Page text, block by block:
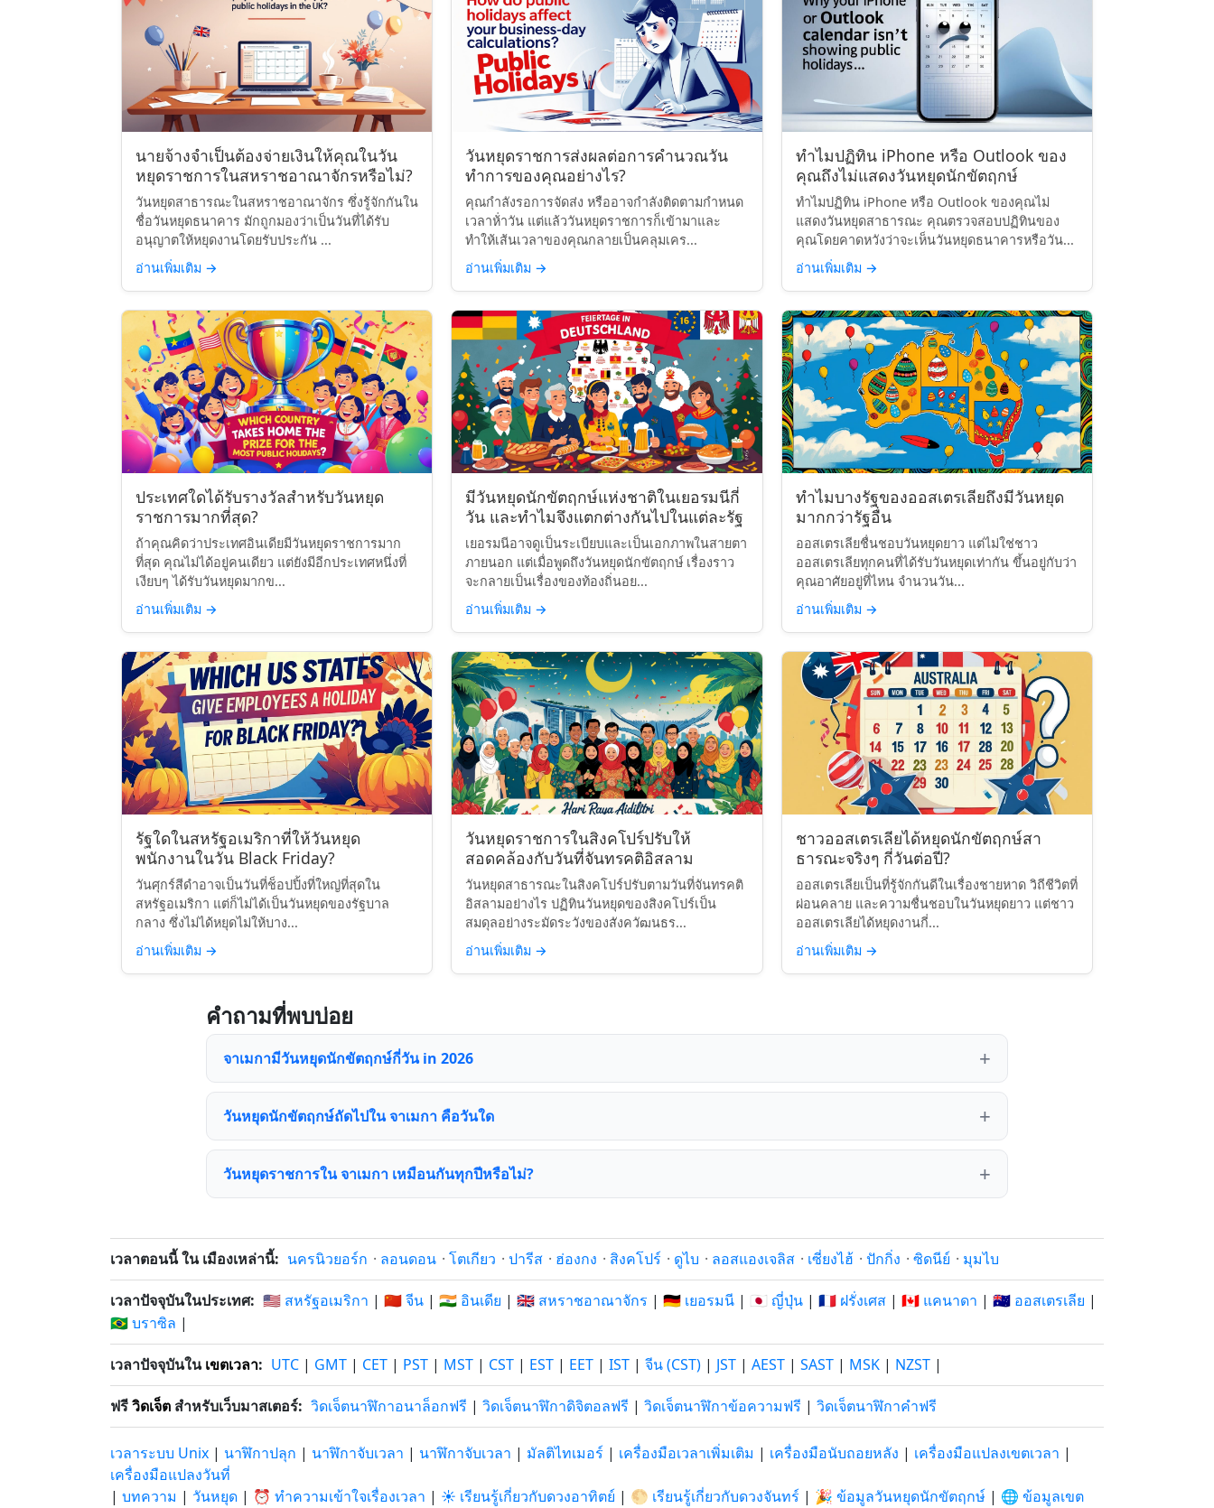
นายจ้างจำเป็นต้องจ่ายเงินให้คุณในวัน
หยุดราชการในสหราชอาณาจักรหรือไม่?
วันหยุดสาธารณะในสหราชอาณาจักร ซึ่งรู้จักกันใน
ชื่อวันหยุดธนาคาร มักถูกมองว่าเป็นวันที่ได้รับ
อนุญาตให้หยุดงานโดยรับประกัน ...
อ่านเพิ่มเติม →
วันหยุดราชการส่งผลต่อการคำนวณวัน
ทำการของคุณอย่างไร?
คุณกำลังรอการจัดส่ง หรืออาจกำลังติดตามกำหนด
เวลาห้่าวัน แต่แล้ววันหยุดราชการก็เข้ามาและ
ทำให้เส้นเวลาของคุณกลายเป็นคลุมเคร...
อ่านเพิ่มเติม →
ทำไมปฏิทิน iPhone หรือ Outlook ของ
คุณถึงไม่แสดงวันหยุดนักขัตฤกษ์
ทำไมปฏิทิน iPhone หรือ Outlook ของคุณไม่
แสดงวันหยุดสาธารณะ คุณตรวจสอบปฏิทินของ
คุณโดยคาดหวังว่าจะเห็นวันหยุดธนาคารหรือวัน...
อ่านเพิ่มเติม →
ประเทศใดได้รับรางวัลสำหรับวันหยุด
ราชการมากที่สุด?
ถ้าคุณคิดว่าประเทศอินเดียมีวันหยุดราชการมาก
ที่สุด คุณไม่ได้อยู่คนเดียว แต่ยังมีอีกประเทศหนึ่งที่
เงียบๆ ได้รับวันหยุดมากข...
อ่านเพิ่มเติม →
มีวันหยุดนักขัตฤกษ์แห่งชาติในเยอรมนีกี่
วัน และทำไมจึงแตกต่างกันไปในแต่ละรัฐ
เยอรมนีอาจดูเป็นระเบียบและเป็นเอกภาพในสายตา
ภายนอก แต่เมื่อพูดถึงวันหยุดนักขัตฤกษ์ เรื่องราว
จะกลายเป็นเรื่องของท้องถิ่นอย...
อ่านเพิ่มเติม →
ทำไมบางรัฐของออสเตรเลียถึงมีวันหยุด
มากกว่ารัฐอื่น
ออสเตรเลียชื่นชอบวันหยุดยาว แต่ไม่ใช่ชาว
ออสเตรเลียทุกคนที่ได้รับวันหยุดเท่ากัน ขึ้นอยู่กับว่า
คุณอาศัยอยู่ที่ไหน จำนวนวัน...
อ่านเพิ่มเติม →
รัฐใดในสหรัฐอเมริกาที่ให้วันหยุด
พนักงานในวัน Black Friday?
วันศุกร์สีดำอาจเป็นวันที่ช็อปปิ้งที่ใหญ่ที่สุดใน
สหรัฐอเมริกา แต่ก็ไม่ได้เป็นวันหยุดของรัฐบาล
กลาง ซึ่งไม่ได้หยุดไม่ให้บาง...
อ่านเพิ่มเติม →
วันหยุดราชการในสิงคโปร์ปรับให้
สอดคล้องกับวันที่จันทรคติอิสลาม
วันหยุดสาธารณะในสิงคโปร์ปรับตามวันที่จันทรคติ
อิสลามอย่างไร ปฏิทินวันหยุดของสิงคโปร์เป็น
สมดุลอย่างระมัดระวังของสังควัฒนธร...
อ่านเพิ่มเติม →
ชาวออสเตรเลียได้หยุดนักขัตฤกษ์สา
ธารณะจริงๆ กี่วันต่อปี?
ออสเตรเลียเป็นที่รู้จักกันดีในเรื่องชายหาด วิถีชีวิตที่
ผ่อนคลาย และความชื่นชอบในวันหยุดยาว แต่ชาว
ออสเตรเลียได้หยุดงานกี่...
อ่านเพิ่มเติม →
คำถามที่พบบ่อย
จาเมกามีวันหยุดนักขัตฤกษ์กี่วัน in 2026
วันหยุดนักขัตฤกษ์ถัดไปใน จาเมกา คือวันใด
วันหยุดราชการใน จาเมกา เหมือนกันทุกปีหรือไม่?
เวลาตอนนี้ ใน เมืองเหล่านี้: นครนิวยอร์ก · ลอนดอน · โตเกียว · ปารีส · ฮ่องกง · สิงคโปร์ · ดูไบ · ลอสแองเจลิส · เซี่ยงไฮ้ · ปักกิ่ง · ซิดนีย์ · มุมไบ
เวลาปัจจุบันในประเทศ: 🇺🇸 สหรัฐอเมริกา | 🇨🇳 จีน | 🇮🇳 อินเดีย | 🇬🇧 สหราชอาณาจักร | 🇩🇪 เยอรมนี | 🇯🇵 ญี่ปุ่น | 🇫🇷 ฝรั่งเศส | 🇨🇦 แคนาดา | 🇦🇺 ออสเตรเลีย |
🇧🇷 บราซิล |
เวลาปัจจุบันในเขตเวลา: UTC | GMT | CET | PST | MST | CST | EST | EET | IST | จีน (CST) | JST | AEST | SAST | MSK | NZST |
ฟรีวิดเจ็ต สำหรับเว็บมาสเตอร์: วิดเจ็ตนาฬิกาอนาล็อกฟรี | วิดเจ็ตนาฬิกาดิจิตอลฟรี | วิดเจ็ตนาฬิกาข้อความฟรี | วิดเจ็ตนาฬิกาคำฟรี
เวลาระบบ Unix | นาฬิกาปลุก | นาฬิกาจับเวลา | นาฬิกาจับเวลา | มัลติไทเมอร์ | เครื่องมือเวลาเพิ่มเติม | เครื่องมือนับถอยหลัง | เครื่องมือแปลงเขตเวลา |
เครื่องมือแปลงวันที่
| บทความ | วันหยุด | ⏰ ทำความเข้าใจเรื่องเวลา | ☀️ เรียนรู้เกี่ยวกับดวงอาทิตย์ | 🌕 เรียนรู้เกี่ยวกับดวงจันทร์ | 🎉 ข้อมูลวันหยุดนักขัตฤกษ์ | 🌐 ข้อมูลเขต